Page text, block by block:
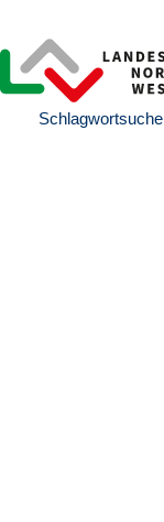
Schlagwortsuche